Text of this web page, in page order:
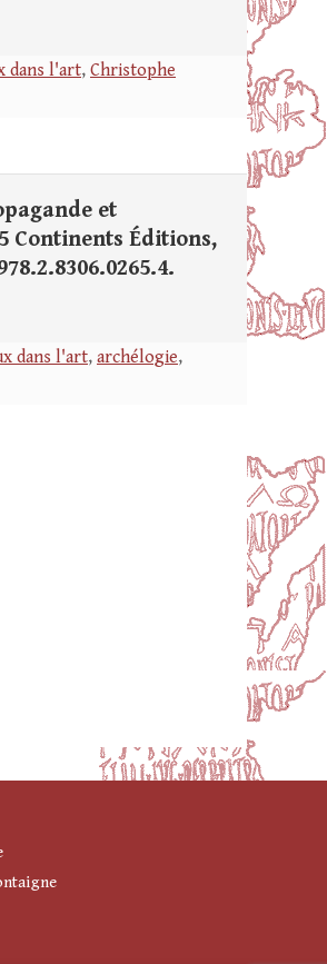
dans l'art, Christophe
et
Continents Éditions,
dans l'art, archélogie,